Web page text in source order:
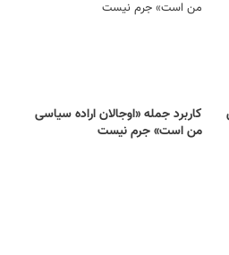
کاربرد جمله «اوجالان اراده سیاسی
من است» جرم نیست